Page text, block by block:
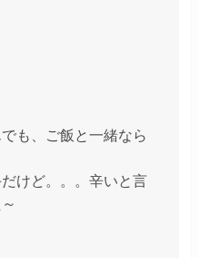
も、ご飯と一緒なら
けど。。。辛いと言